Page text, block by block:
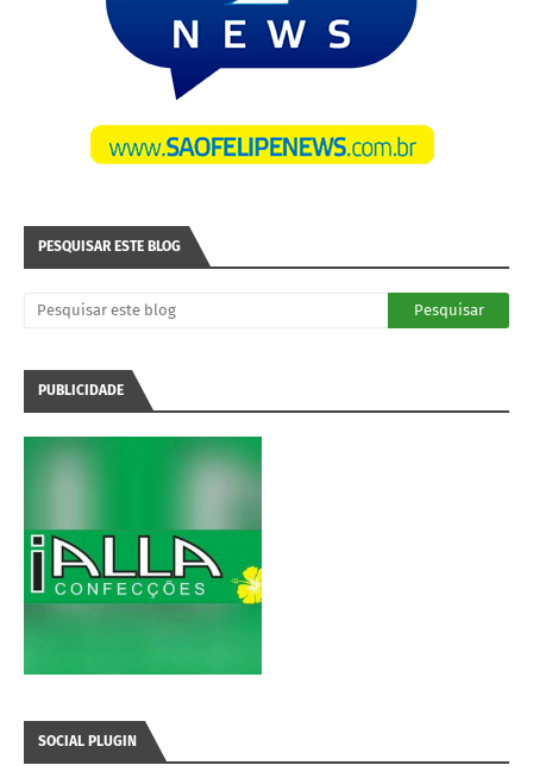
PESQUISAR ESTE BLOG
PUBLICIDADE
SOCIAL PLUGIN